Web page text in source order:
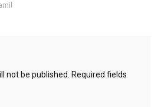
not be published.
Required fields